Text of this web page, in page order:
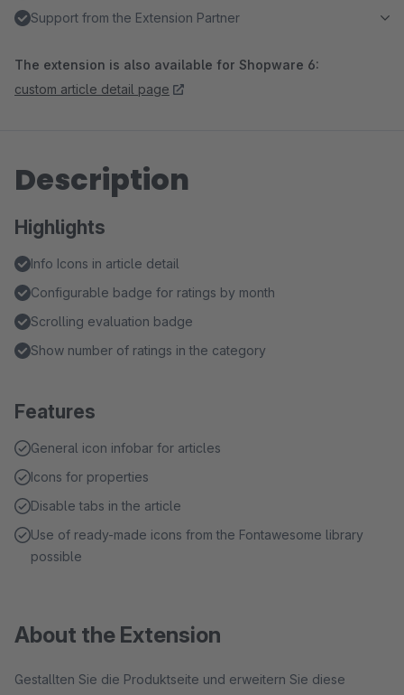
Support from the Extension Partner
The extension is also available for Shopware 6:
custom article detail page
Description
Highlights
Info Icons in article detail
Configurable badge for ratings by month
Scrolling evaluation badge
Show number of ratings in the category
Features
General icon infobar for articles
Icons for properties
Disable tabs in the article
Use of ready-made icons from the Fontawesome library
possible
About the Extension
Gestallten Sie die Produktseite und erweitern Sie diese